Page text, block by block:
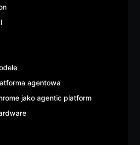
agentowa
jako agentic platform